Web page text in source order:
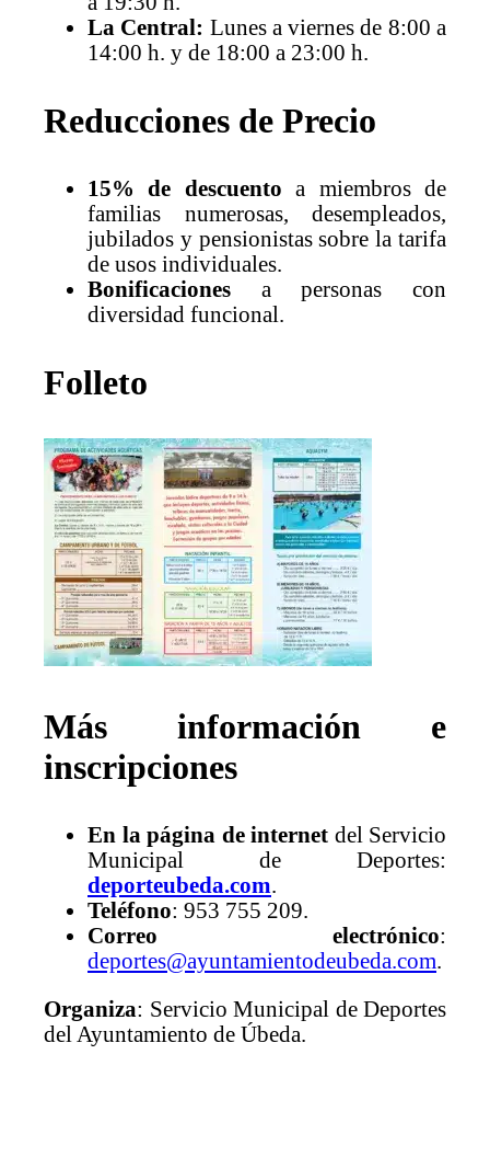
La Central: Lunes a viernes de 8:00 a
14:00 h. y de 18:00 a 23:00 h.
Reducciones de Precio
15% de descuento a miembros de
familias numerosas, desempleados,
jubilados y pensionistas sobre la tarifa
de usos individuales.
Bonificaciones a personas con
diversidad funcional.
Folleto
Más información e
inscripciones
En la página de internet del Servicio
Municipal de Deportes:
deporteubeda.com.
Teléfono: 953 755 209.
Correo electrónico:
deportes@ayuntamientodeubeda.com.
Organiza: Servicio Municipal de Deportes
del Ayuntamiento de Úbeda.